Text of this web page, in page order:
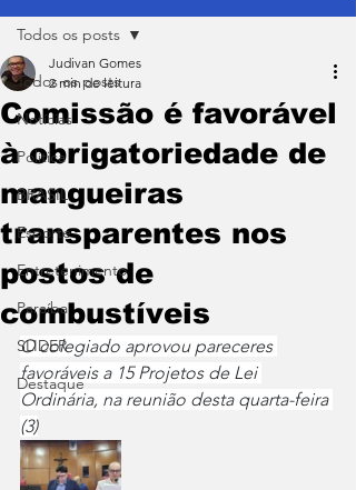
Todos os posts
Notícias
Política
BRASIL
Esporte
Entretenimento
Paraíba
SLIDER
Destaque
Todos os posts
Comissão é favorável
à obrigatoriedade de
mangueiras
transparentes nos
postos de
combustíveis
Judivan Gomes
2 min de leitura
O colegiado aprovou pareceres
favoráveis a 15 Projetos de Lei
Ordinária, na reunião desta quarta-feira
(3)